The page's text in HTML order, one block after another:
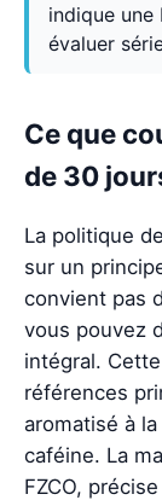
indique
évaluer
Ce que
de 30
La politique
sur un
convient pas
vous pouvez
intégral.
références
aromatisé à
caféine. La
FZCO,